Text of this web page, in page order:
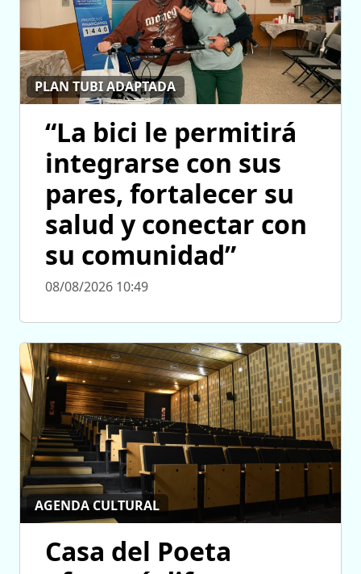
PLAN TUBI ADAPTADA
“La bici le permitirá
integrarse con sus
pares, fortalecer su
salud y conectar con
su comunidad”
08/08/2026 10:49
AGENDA CULTURAL
Casa del Poeta